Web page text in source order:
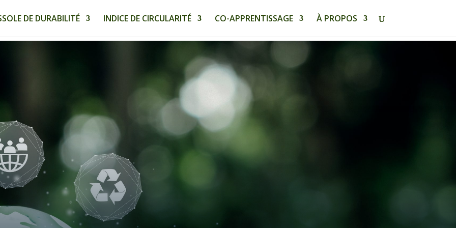
DE DURABILITÉ INDICE DE CIRCULARITÉ CO-APPRENTISSAGE À PROPOS